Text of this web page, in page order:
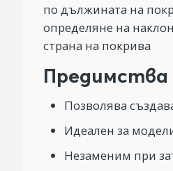
по дължината на
определяне на
страна на покрива
Предимства
Позволява
Идеален за
Незаменим при